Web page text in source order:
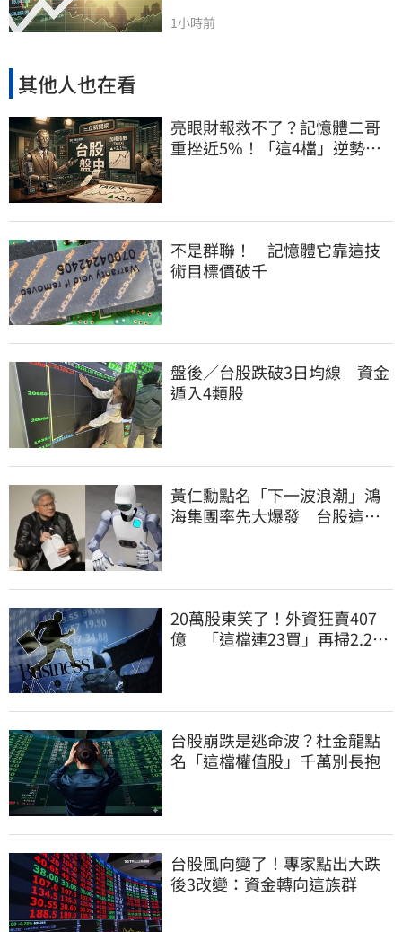
1小時前
其他人也在看
亮眼財報救不了？記憶體二哥
重挫近5%！「這4檔」逆勢上
不是群聯！ 記憶體它靠這技
術目標價破千
盤後／台股跌破3日均線 資金
遁入4類股
黃仁勳點名「下一波浪潮」鴻
海集團率先大爆發 台股這族
20萬股東笑了！外資狂賣407
億 「這檔連23買」再掃2.2萬
台股崩跌是逃命波？杜金龍點
名「這檔權值股」千萬別長抱
台股風向變了！專家點出大跌
後3改變：資金轉向這族群